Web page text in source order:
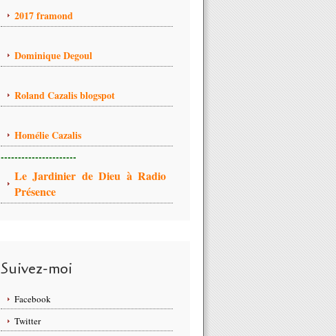
2017 framond
Dominique Degoul
Roland Cazalis blogspot
Homélie Cazalis
----------------------
Le Jardinier de Dieu à Radio
Présence
Suivez-moi
Facebook
Twitter